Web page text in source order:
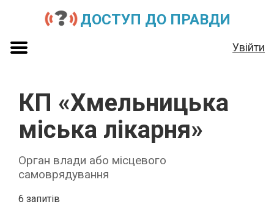
ДОСТУП ДО ПРАВДИ
Увійти
КП «Хмельницька
міська лікарня»
Орган влади або місцевого
самоврядування
6 запитів